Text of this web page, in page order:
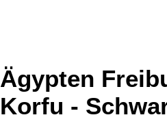
Ägypten
Korfu -